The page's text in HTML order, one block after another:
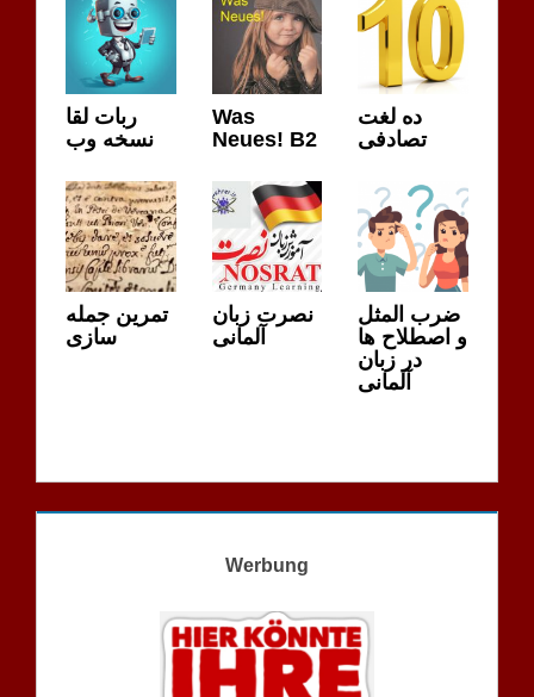
ربات لقا
نسخه وب
Was
Neues! B2
ده لغت
تصادفی
تمرین جمله
سازی
نصرت زبان
آلمانی
ضرب المثل
و اصطلاح ها
در زبان
آلمانی
Werbung